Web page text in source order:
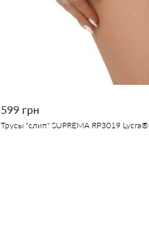
599 грн
Трусы "слип" SUPREMA RP3019 Lycra®